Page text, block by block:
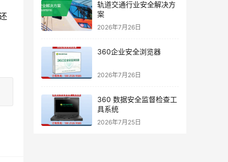
轨道交通行业安全解决方
案
2026年7月26日
360企业安全浏览器
2026年7月26日
360 数据安全监督检查工
具系统
2026年7月25日